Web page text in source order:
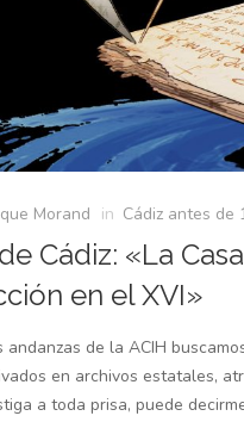
Morand in Cádiz antes de
Cádiz: «La
en el XVI»
de la ACIH
en archivos estatales,
a toda prisa, puede